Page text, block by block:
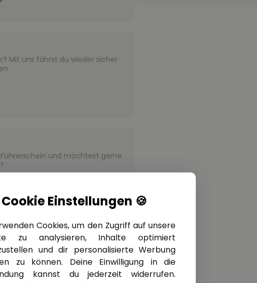
Mit uns fährst du wieder sicher
und möchtest gerne
Cookie Einstellungen 🍪
Cookies, um den Zugriff auf unsere
zu analysieren, Inhalte optimiert
und dir personalisierte Werbung
zu können. Deine Einwilligung in die
kannst du jederzeit widerrufen.